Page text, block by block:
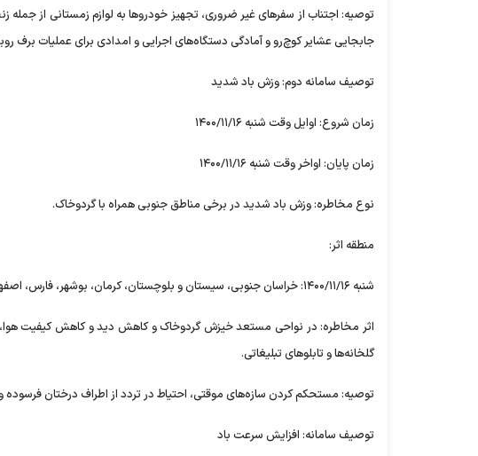
توصیه: اجتناب از سفر‌های غیر ضروری، تجهیز خودرو‌ها به لوازم زمستانی از
جابجایی عشایر کوچ‌رو و آمادگی دستگاه‌های اجرایی و امدادی برای عملیات برف
توصیف سامانه دوم: وزش باد شدید
زمان شروع: اوایل وقت شنبه ۱۴۰۰/۱۱/۱۶
زمان پایان: اواخر وقت شنبه ۱۴۰۰/۱۱/۱۶
نوع مخاطره: وزش باد شدید در برخی مناطق جنوبی همراه با گردوخاک.
منطقه اثر:
شنبه ۱۴۰۰/۱۱/۱۶: خراسان جنوبی، سیستان و بلوچستان، کرمان، بوشهر، فارس، اصفهان، یزد، تهران، البرز، قم، سمنان، مرکزی.
اثر مخاطره: در نواحی مستعد خیزش گردوخاک و کاهش دید و کاهش کیفیت
گلخانه‌ها و تابلو‌های تبلیغاتی.
توصیه: مستحکم کردن سازه‌های موقتی، احتیاط در تردد از اطراف درختان
توصیف سامانه: افزایش سرعت باد